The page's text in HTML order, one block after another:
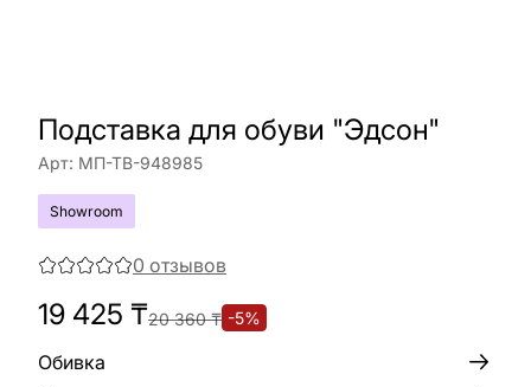
Подставка для обуви "Эдсон"
Арт: МП-ТВ-948985
Showroom
0 отзывов
19 425 ₸20 360₸ -5%
Обивка